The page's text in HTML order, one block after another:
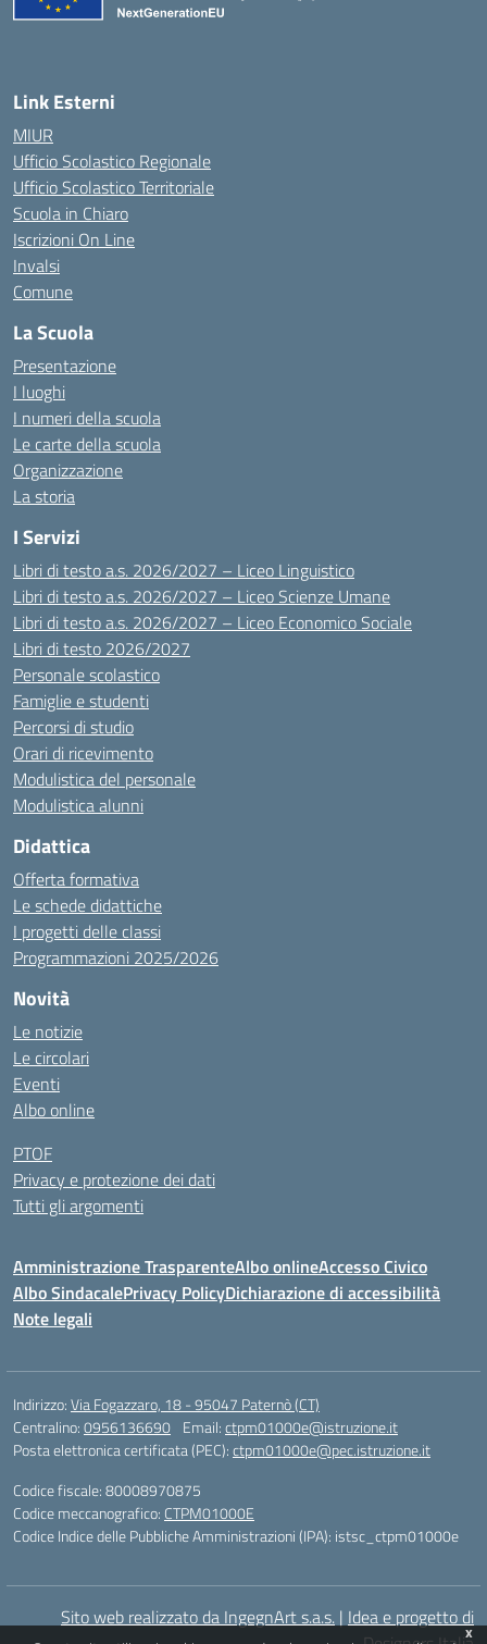
Link Esterni
MIUR
Ufficio Scolastico Regionale
Ufficio Scolastico Territoriale
Scuola in Chiaro
Iscrizioni On Line
Invalsi
Comune
La Scuola
Presentazione
I luoghi
I numeri della scuola
Le carte della scuola
Organizzazione
La storia
I Servizi
Libri di testo a.s. 2026/2027 – Liceo Linguistico
Libri di testo a.s. 2026/2027 – Liceo Scienze Umane
Libri di testo a.s. 2026/2027 – Liceo Economico Sociale
Libri di testo 2026/2027
Personale scolastico
Famiglie e studenti
Percorsi di studio
Orari di ricevimento
Modulistica del personale
Modulistica alunni
Didattica
Offerta formativa
Le schede didattiche
I progetti delle classi
Programmazioni 2025/2026
Novità
Le notizie
Le circolari
Eventi
Albo online
PTOF
Privacy e protezione dei dati
Tutti gli argomenti
Amministrazione TrasparenteAlbo onlineAccesso Civico
Albo SindacalePrivacy PolicyDichiarazione di accessibilità
Note legali
Indirizzo:Via Fogazzaro, 18 - 95047 Paternò (CT)
Centralino:0956136690 Email:ctpm01000e@istruzione.it
Posta elettronica certificata (PEC):ctpm01000e@pec.istruzione.it
Codice fiscale: 80008970875
Codice meccanografico: CTPM01000E
Codice Indice delle Pubbliche Amministrazioni (IPA): istsc_ctpm01000e
Sito web realizzato da IngegnArt s.a.s. | Idea e progetto di
x